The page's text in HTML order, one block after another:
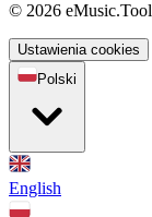
© 2026
Ustawienia cookies
Polski
English